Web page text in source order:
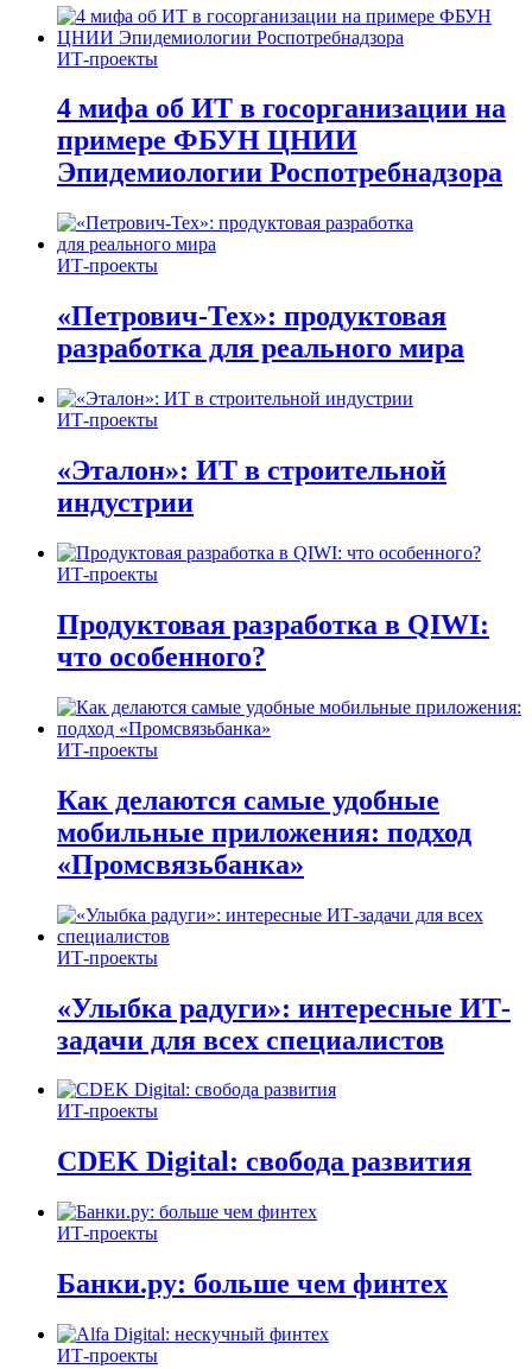
ИТ-проекты
4 мифа об ИТ в госорганизации на
примере ФБУН ЦНИИ
Эпидемиологии Роспотребнадзора
ИТ-проекты
«Петрович-Тех»: продуктовая
разработка для реального мира
ИТ-проекты
«Эталон»: ИТ в строительной
индустрии
ИТ-проекты
Продуктовая разработка в QIWI:
что особенного?
ИТ-проекты
Как делаются самые удобные
мобильные приложения: подход
«Промсвязьбанка»
ИТ-проекты
«Улыбка радуги»: интересные ИТ-
задачи для всех специалистов
ИТ-проекты
CDEK Digital: свобода развития
ИТ-проекты
Банки.ру: больше чем финтех
ИТ-проекты